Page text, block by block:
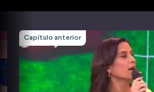
Capítulo anterior